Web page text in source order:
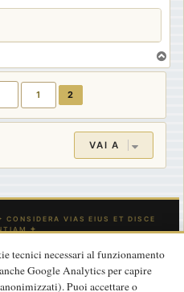
o
PRECEDENTE
1 2
VAI A
Tutti gli orari sonoUTC
tecnici necessari al funzionamento
Google Analytics per capire
Puoi accettare o